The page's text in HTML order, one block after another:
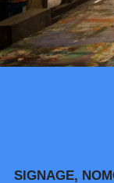
SIGNAGE,